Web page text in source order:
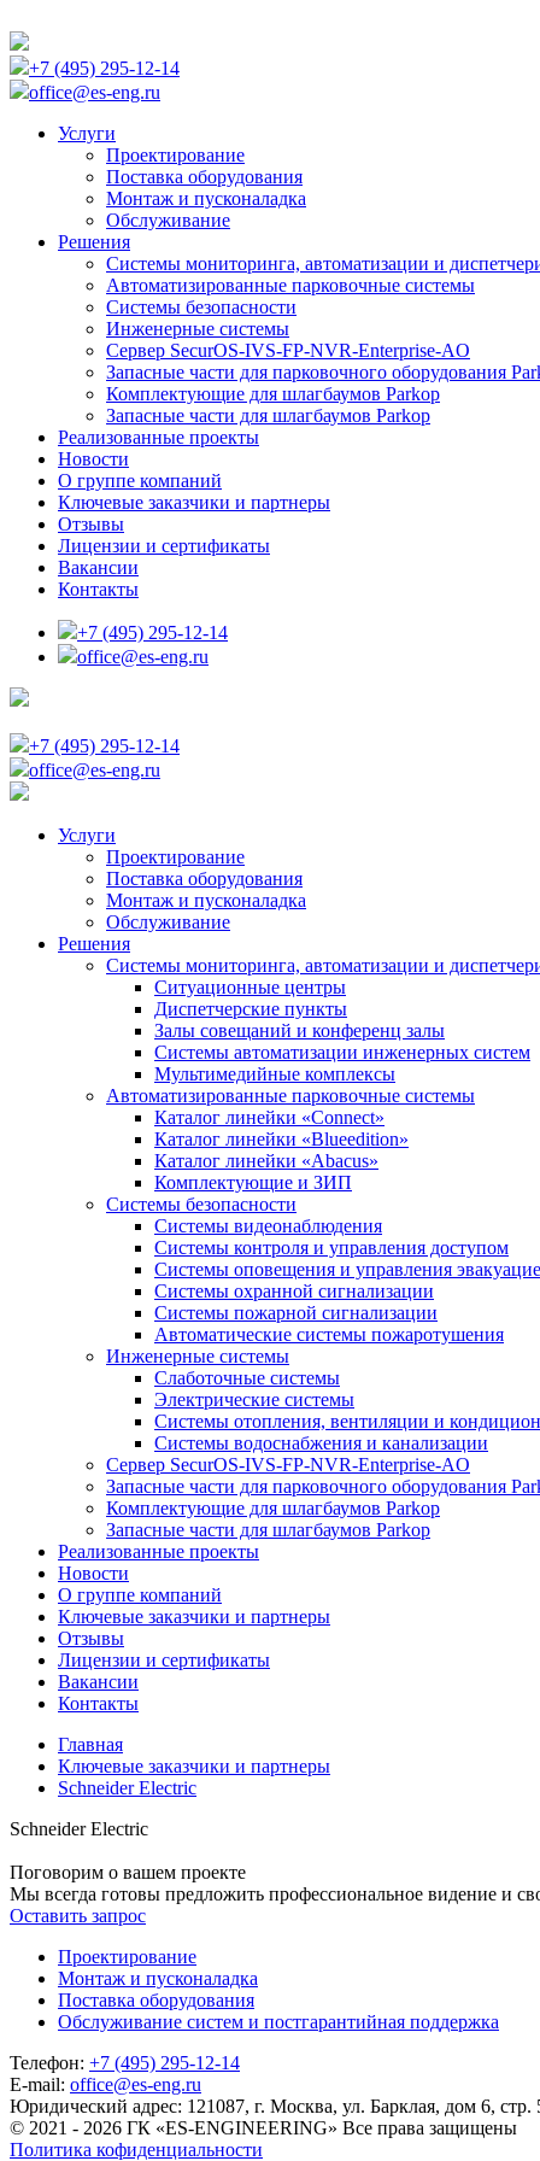
+7 (495) 295-12-14
office@es-eng.ru
Услуги
Проектирование
Поставка оборудования
Монтаж и пусконаладка
Обслуживание
Решения
Системы мониторинга, автоматизации и
Автоматизированные парковочные системы
Cистемы безопасности
Инженерные системы
Сервер SecurOS-IVS-FP-NVR-Enterprise-AO
Запасные части для парковочного оборудования
Комплектующие для шлагбаумов Parkop
Запасные части для шлагбаумов Parkop
Реализованные проекты
Новости
О группе компаний
Ключевые заказчики и партнеры
Отзывы
Лицензии и сертификаты
Вакансии
Контакты
+7 (495) 295-12-14
office@es-eng.ru
+7 (495) 295-12-14
office@es-eng.ru
Услуги
Проектирование
Поставка оборудования
Монтаж и пусконаладка
Обслуживание
Решения
Системы мониторинга, автоматизации и
Ситуационные центры
Диспетчерские пункты
Залы совещаний и конференц залы
Системы автоматизации инженерных систем
Мультимедийные комплексы
Автоматизированные парковочные системы
Каталог линейки «Connect»
Каталог линейки «Blueedition»
Каталог линейки «Abacus»
Комплектующие и ЗИП
Cистемы безопасности
Системы видеонаблюдения
Системы контроля и управления доступом
Системы оповещения и управления
Системы охранной сигнализации
Системы пожарной сигнализации
Автоматические системы пожаротушения
Инженерные системы
Слаботочные системы
Электрические системы
Системы отопления, вентиляции и
Системы водоснабжения и канализации
Сервер SecurOS-IVS-FP-NVR-Enterprise-AO
Запасные части для парковочного оборудования
Комплектующие для шлагбаумов Parkop
Запасные части для шлагбаумов Parkop
Реализованные проекты
Новости
О группе компаний
Ключевые заказчики и партнеры
Отзывы
Лицензии и сертификаты
Вакансии
Контакты
Главная
Ключевые заказчики и партнеры
Schneider Electric
Schneider Electric
Поговорим о вашем проекте
Мы всегда готовы предложить профессиональное видение и
Оставить запрос
Проектирование
Монтаж и пусконаладка
Поставка оборудования
Обслуживание систем и постгарантийная поддержка
Телефон: +7 (495) 295-12-14
E-mail: office@es-eng.ru
Юридический адрес: 121087, г. Москва, ул. Барклая, дом 6,
© 2021 - 2026 ГК «ES-ENGINEERING» Все права защищены
Политика кофиденциальности